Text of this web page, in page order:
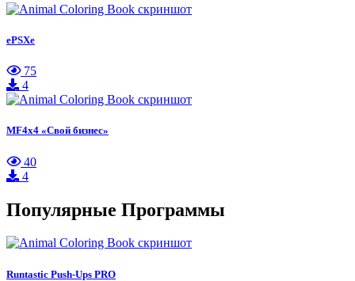
ePSXe
75
4
MF4x4 «Свой бизнес»
40
4
Популярные Программы
Runtastic Push-Ups PRO